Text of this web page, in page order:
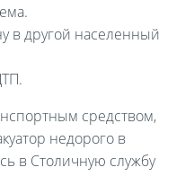
в другой населенный
средством,
недорого в
в Столичную службу